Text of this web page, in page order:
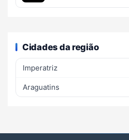
Cidades da região
Imperatriz
Araguatins